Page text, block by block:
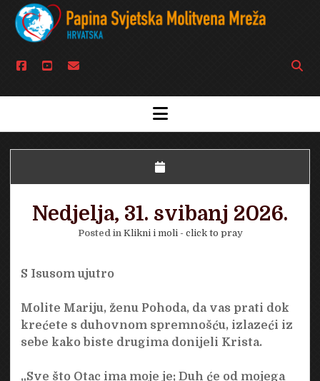
facebook
youtubeemail
Open
bar
open
menu
Nedjelja, 31. svibanj 2026.
Posted in Klikni i moli - click to pray
S Isusom ujutro
Molite Mariju, ženu Pohoda, da vas prati dok
krećete s duhovnom spremnošću, izlazeći iz
sebe kako biste drugima donijeli Krista.
„Sve što Otac ima moje je; Duh će od mojega